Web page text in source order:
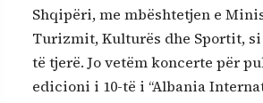
Shqipëri, me mbështetjen e
Turizmit, Kulturës dhe Sportit, si
të tjerë. Jo vetëm koncerte për
edicioni i 10-të i “Albania